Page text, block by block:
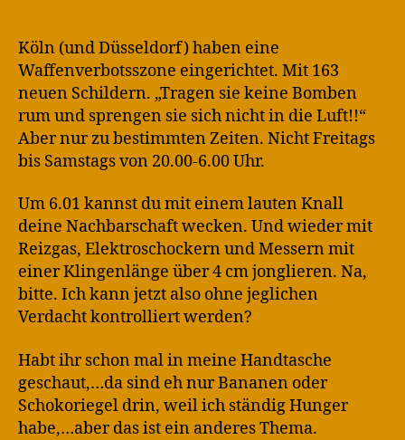
Köln (und Düsseldorf) haben eine
Waffenverbotsszone eingerichtet. Mit 163
neuen Schildern. „Tragen sie keine Bomben
rum und sprengen sie sich nicht in die Luft!!“
Aber nur zu bestimmten Zeiten. Nicht Freitags
bis Samstags von 20.00-6.00 Uhr.
Um 6.01 kannst du mit einem lauten Knall
deine Nachbarschaft wecken. Und wieder mit
Reizgas, Elektroschockern und Messern mit
einer Klingenlänge über 4 cm jonglieren. Na,
bitte. Ich kann jetzt also ohne jeglichen
Verdacht kontrolliert werden?
Habt ihr schon mal in meine Handtasche
geschaut,…da sind eh nur Bananen oder
Schokoriegel drin, weil ich ständig Hunger
habe,…aber das ist ein anderes Thema.